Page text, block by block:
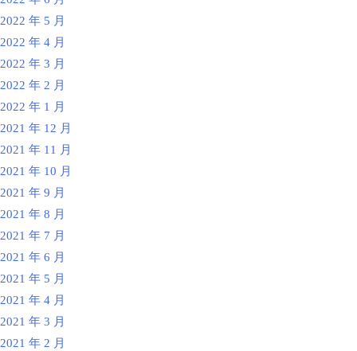
2022 年 5 月
2022 年 4 月
2022 年 3 月
2022 年 2 月
2022 年 1 月
2021 年 12 月
2021 年 11 月
2021 年 10 月
2021 年 9 月
2021 年 8 月
2021 年 7 月
2021 年 6 月
2021 年 5 月
2021 年 4 月
2021 年 3 月
2021 年 2 月